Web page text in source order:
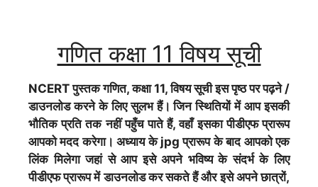
गणित कक्षा 11 विषय सूची
NCERT पुस्तक गणित, कक्षा 11, विषय सूची इस पृष्ठ पर पढ़ने /
डाउनलोड करने के लिए सुलभ हैं। जिन स्थितियों में आप इसकी
भौतिक प्रति तक नहीं पहुँच पाते हैं, वहाँ इसका पीडीएफ प्रारूप
आपको मदद करेगा। अध्याय के jpg प्रारूप के बाद आपको एक
लिंक मिलेगा जहां से आप इसे अपने भविष्य के संदर्भ के लिए
पीडीएफ प्रारूप में डाउनलोड कर सकते हैं और इसे अपने छात्रों,